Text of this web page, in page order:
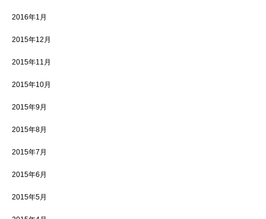
2016年1月
2015年12月
2015年11月
2015年10月
2015年9月
2015年8月
2015年7月
2015年6月
2015年5月